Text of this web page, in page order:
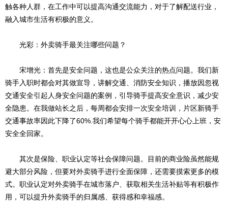
触各种人群，在工作中可以提高沟通交流能力，对于了解配送行业，
融入城市生活有积极的意义。
光彩：外卖骑手最关注哪些问题？
宋增光：首先是安全问题，这也是公众关注的热点问题。我们新
骑手入职时都会对其做宣导，讲解交通、消防安全知识，播放因忽视
交通安全引起人身安全问题的案例，引导骑手提高安全意识，减少安
全隐患。在我做站长之后，每周都会安排一次安全培训，片区新骑手
交通事故率因此下降了60%.我们希望每个骑手都能开开心心上班，安
安全全回家。
其次是保险、职业认定等社会保障问题。目前的商业险虽然能规
避大部分风险，但要对外卖骑手进行全面保障，还需要摸索更多的模
式。职业认定对外卖骑手在城市落户、获取相关生活补贴等有积极作
用，可以提升外卖骑手的归属感、获得感和幸福感。